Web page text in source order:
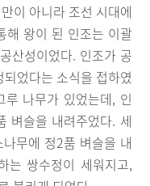
이 아니라 조선 시대에
해 왕이 된 인조는 이괄
산성이었다. 인조가 공
었다는 소식을 접하였
나무가 있었는데, 인
벼슬을 내려주었다. 세
무에 정2품 벼슬을 내
는 쌍수정이 세워지고,